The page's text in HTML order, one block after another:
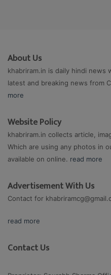
About Us
khabriram.in is daily hindi news
latest and breaking news from
more
Website Policy
khabriram.in collects article,
Which are using any photos in
available on online. read more
Advertisement With Us
Contact for
read more
Contact Us